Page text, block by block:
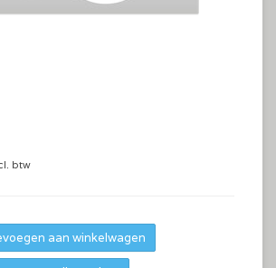
btw
aan winkelwagen